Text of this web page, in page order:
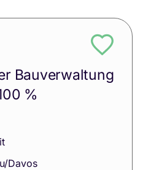
Bauverwaltung
%
Davos